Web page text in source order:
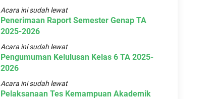
Acara ini sudah lewat
Penerimaan Raport Semester Genap TA
2025-2026
Acara ini sudah lewat
Pengumuman Kelulusan Kelas 6 TA 2025-
2026
Acara ini sudah lewat
Pelaksanaan Tes Kemampuan Akademik